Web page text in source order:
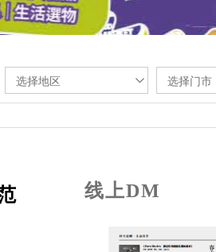
选择地区 选择门市
线上DM